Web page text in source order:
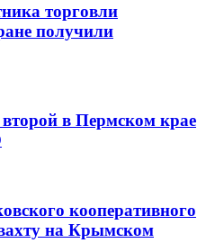
торговли
получили
в Пермском крае
кооперативного
на Крымском